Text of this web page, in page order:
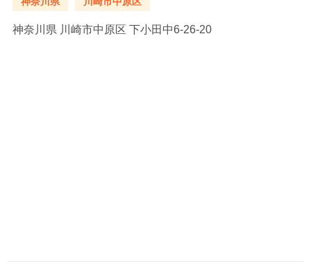
神奈川県 川崎市中原区 下小田中6-26-20